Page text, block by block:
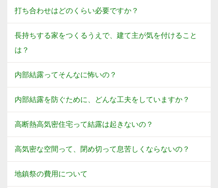
打ち合わせはどのくらい必要ですか？
長持ちする家をつくるうえで、建て主が気を付けること
は？
内部結露ってそんなに怖いの？
内部結露を防ぐために、どんな工夫をしていますか？
高断熱高気密住宅って結露は起きないの？
高気密な空間って、閉め切って息苦しくならないの？
地鎮祭の費用について